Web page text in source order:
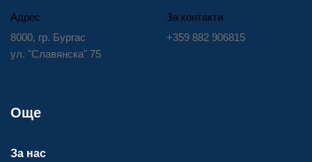
Адрес
8000, гр. Бургас
ул. "Славянска" 75
За контакти
+359 882 906815
Още
За нас